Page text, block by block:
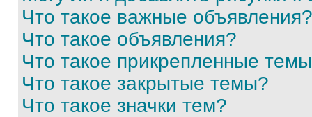
Что такое важные объявления?
Что такое объявления?
Что такое прикрепленные
Что такое закрытые темы?
Что такое значки тем?